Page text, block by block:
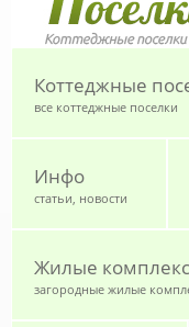
Коттеджные
все коттеджные поселки
Инфо
статьи, новости
Жилые
загородные жилые